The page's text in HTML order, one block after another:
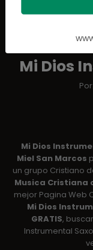
Mi Dios
Por:
Mi Dios
Miel San Marcos
un grupo Cristiano
Musica Cristiana
mejor Pagina Web
Mi Dios
GRATIS,
Instrumental